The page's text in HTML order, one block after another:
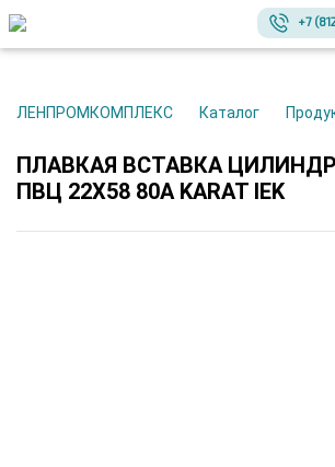
+7
ЛЕНПРОМКОМПЛЕКС Каталог
ПЛАВКАЯ ВСТАВКА
ПВЦ 22Х58 80А KARAT IEK